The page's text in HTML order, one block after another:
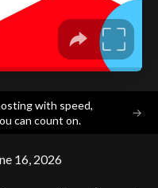
with speed,
can count on.
→
16, 2026